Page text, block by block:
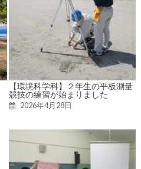
【環境科学科】２年生の平板測量
競技の練習が始まりました
2026年4月28日